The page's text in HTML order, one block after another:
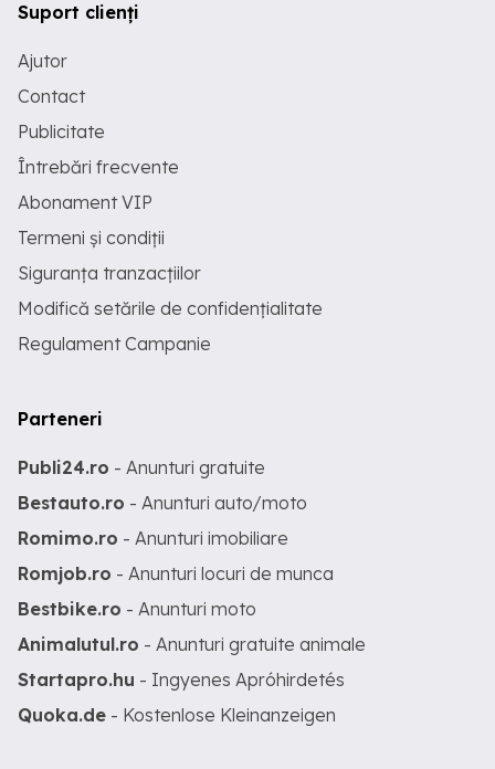
Suport clienți
Ajutor
Contact
Publicitate
Întrebări frecvente
Abonament VIP
Termeni și condiții
Siguranța tranzacțiilor
Modifică setările de confidențialitate
Regulament Campanie
Parteneri
Publi24.ro - Anunturi gratuite
Bestauto.ro - Anunturi auto/moto
Romimo.ro - Anunturi imobiliare
Romjob.ro - Anunturi locuri de munca
Bestbike.ro - Anunturi moto
Animalutul.ro - Anunturi gratuite animale
Startapro.hu - Ingyenes Apróhirdetés
Quoka.de - Kostenlose Kleinanzeigen